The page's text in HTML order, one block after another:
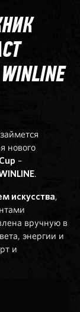
займется
нового
–
.
искусства,
вручную в
энергии и
и